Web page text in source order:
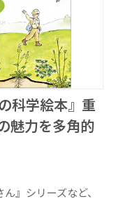
科学絵本』重
魅力を多角的
』シリーズなど、